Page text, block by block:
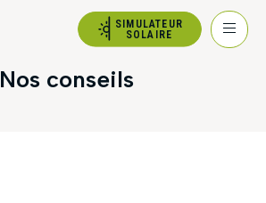
SIMULATEUR
SOLAIRE
Nos conseils